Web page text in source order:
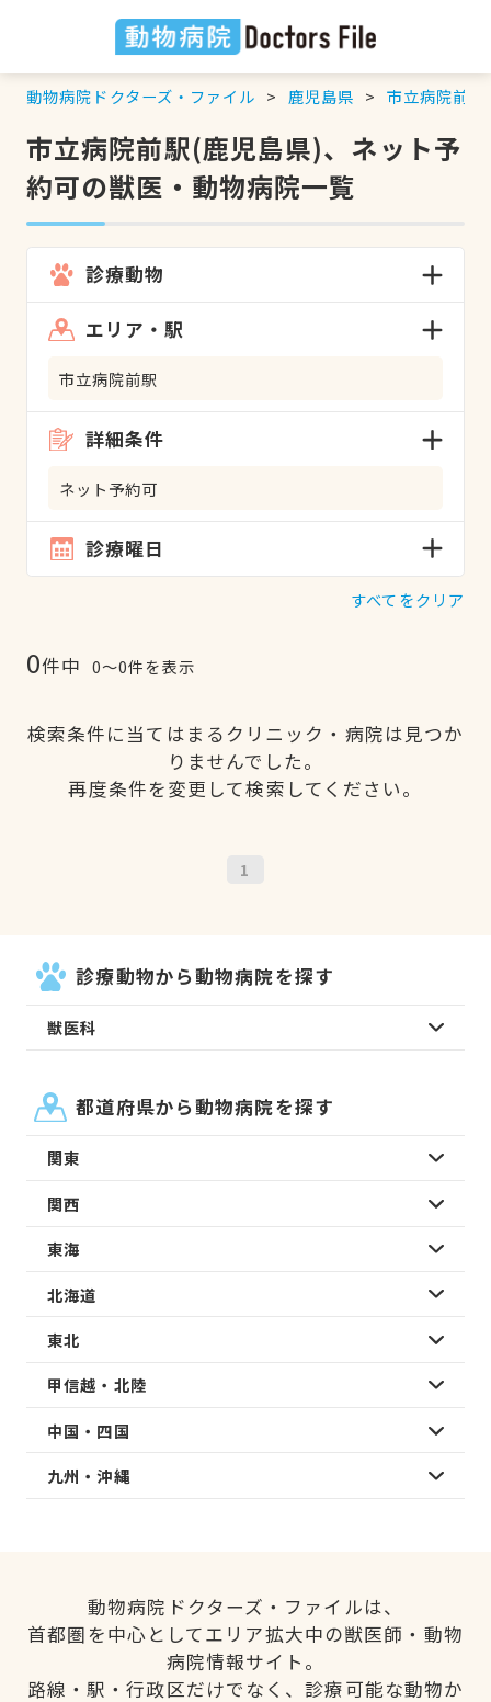
動物病院ドクターズ・ファイル 鹿児島県 市立病院前駅
市立病院前駅(鹿児島県)、ネット予
約可の獣医・動物病院一覧
診療動物
エリア・駅
市立病院前駅
詳細条件
ネット予約可
診療曜日
すべてをクリア
0件中 0〜0件を表示
検索条件に当てはまるクリニック・病院は見つか
りませんでした。
再度条件を変更して検索してください。
1
診療動物から動物病院を探す
獣医科
都道府県から動物病院を探す
関東
関西
東海
北海道
東北
甲信越・北陸
中国・四国
九州・沖縄
動物病院ドクターズ・ファイルは、
首都圏を中心としてエリア拡大中の獣医師・動物
病院情報サイト。
路線・駅・行政区だけでなく、診療可能な動物か